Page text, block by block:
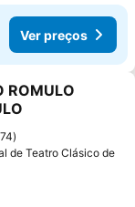
Ver preços
favoritos
ROMULO
de Teatro Clásico de